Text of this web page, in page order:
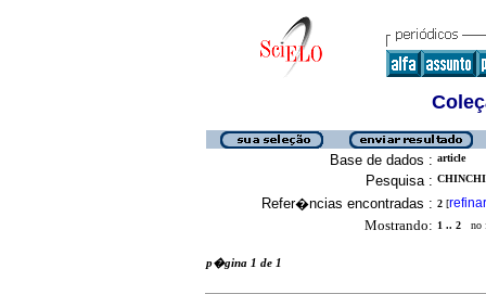
Base de dados : article
Pesquisa :
Refer�ncias encontradas : 2 [refinar
Mostrando: 1 .. 2 no
p�gina 1 de 1